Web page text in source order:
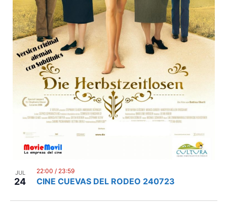
JUL
24 CINE CUEVAS DEL RODEO 240723
22:00 / 23:59